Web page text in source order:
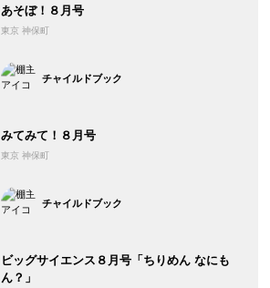
あそぼ！８月号
東京 神保町
チャイルドブック
みてみて！８月号
東京 神保町
チャイルドブック
ビッグサイエンス８月号「ちりめん なにも
ん？」